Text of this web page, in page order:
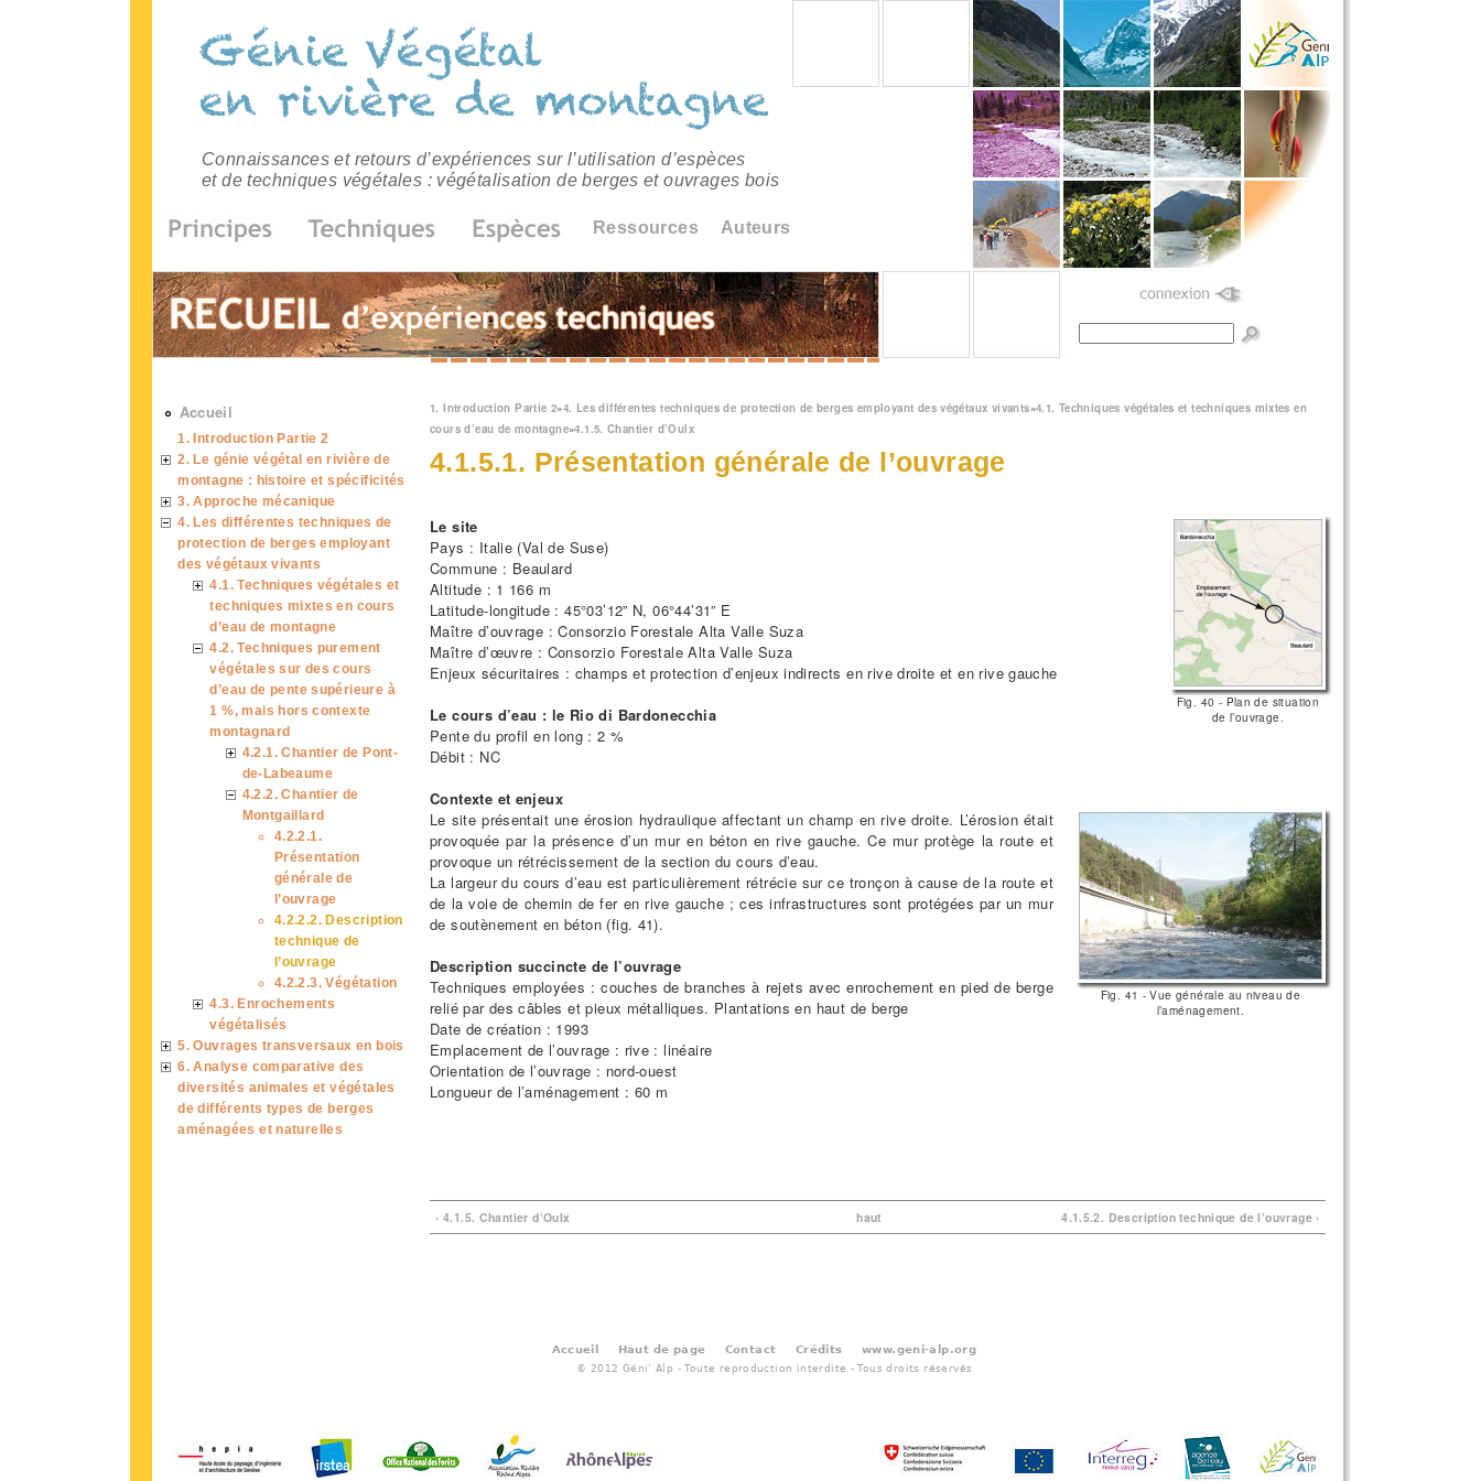
Connaissances et retours d’expériences sur l’utilisation d’espèces
et de techniques végétales : végétalisation de berges et ouvrages bois
Ressources Auteurs
Vous êtes ici
1. Introduction Partie 2»4. Les différentes techniques de protection de berges employant des végétaux vivants»4.1. Techniques végétales et techniques mixtes en
cours d’eau de montagne»4.1.5. Chantier d’Oulx
4.1.5.1. Présentation générale de l’ouvrage
Fig. 40 - Plan de situation
de l’ouvrage.
Le site
Pays : Italie (Val de Suse)
Commune : Beaulard
Altitude : 1 166 m
Latitude-longitude : 45°03’12” N, 06°44’31” E
Maître d’ouvrage : Consorzio Forestale Alta Valle Suza
Maître d’œuvre : Consorzio Forestale Alta Valle Suza
Enjeux sécuritaires : champs et protection d’enjeux indirects en rive droite et en rive gauche
Le cours d’eau : le Rio di Bardonecchia
Pente du profil en long : 2 %
Débit : NC
Contexte et enjeux
Fig. 41 - Vue générale au niveau de
l’aménagement.
Le site présentait une érosion hydraulique affectant un champ en rive droite. L’érosion était
provoquée par la présence d’un mur en béton en rive gauche. Ce mur protège la route et
provoque un rétrécissement de la section du cours d’eau.
La largeur du cours d’eau est particulièrement rétrécie sur ce tronçon à cause de la route et
de la voie de chemin de fer en rive gauche ; ces infrastructures sont protégées par un mur
de soutènement en béton (fig. 41).
Description succincte de l’ouvrage
Techniques employées : couches de branches à rejets avec enrochement en pied de berge
relié par des câbles et pieux métalliques. Plantations en haut de berge
Date de création : 1993
Emplacement de l’ouvrage : rive : linéaire
Orientation de l’ouvrage : nord-ouest
Longueur de l’aménagement : 60 m
‹ 4.1.5. Chantier d’Oulx haut 4.1.5.2. Description technique de l’ouvrage ›
Accueil
1. Introduction Partie 2
2. Le génie végétal en rivière de
montagne : histoire et spécificités
3. Approche mécanique
4. Les différentes techniques de
protection de berges employant
des végétaux vivants
4.1. Techniques végétales et
techniques mixtes en cours
d’eau de montagne
4.2. Techniques purement
végétales sur des cours
d’eau de pente supérieure à
1 %, mais hors contexte
montagnard
4.2.1. Chantier de Pont-
de-Labeaume
4.2.2. Chantier de
Montgaillard
4.2.2.1.
Présentation
générale de
l’ouvrage
4.2.2.2. Description
technique de
l’ouvrage
4.2.2.3. Végétation
4.3. Enrochements
végétalisés
5. Ouvrages transversaux en bois
6. Analyse comparative des
diversités animales et végétales
de différents types de berges
aménagées et naturelles
Accueil Haut de page Contact Crédits www.geni-alp.org
© 2012 Géni’ Alp - Toute reproduction interdite - Tous droits réservés